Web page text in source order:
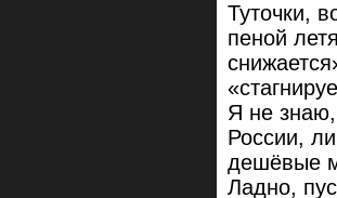
Туточки,
пеной
Я не
России,
дешёвые
Ладно,